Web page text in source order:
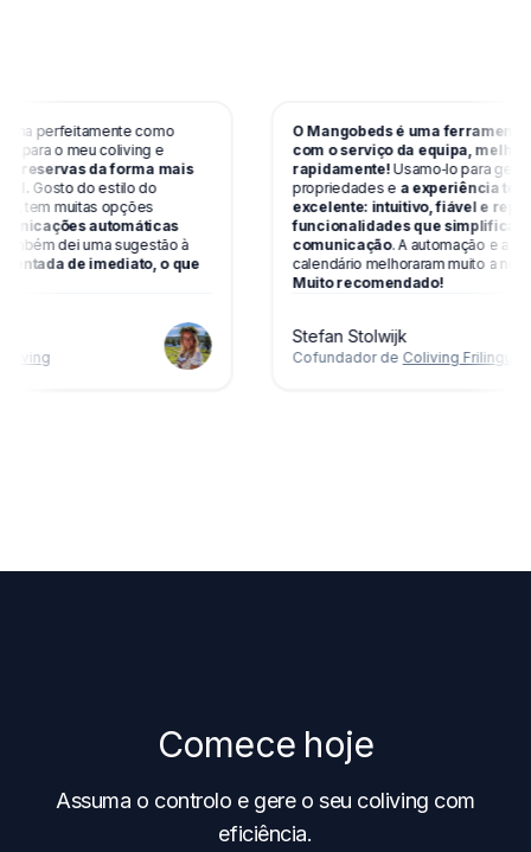
perfeitamente como
para o meu coliving e
as reservas da forma mais
Gosto do estilo do
tem muitas opções
comunicações automáticas
Também dei uma sugestão à
de imediato, o que
Northliving
O Mangobeds é uma
com o serviço da equipa,
rapidamente!Usamo‑lo para
propriedades ea experiência
excelente: intuitivo, fiável e
funcionalidades que
comunicação. A automação
calendário melhoraram muito
Muito recomendado!
Stefan Stolwijk
Cofundador deColiving
Comece hoje
Assuma o controlo e gere o seu coliving com
eficiência.